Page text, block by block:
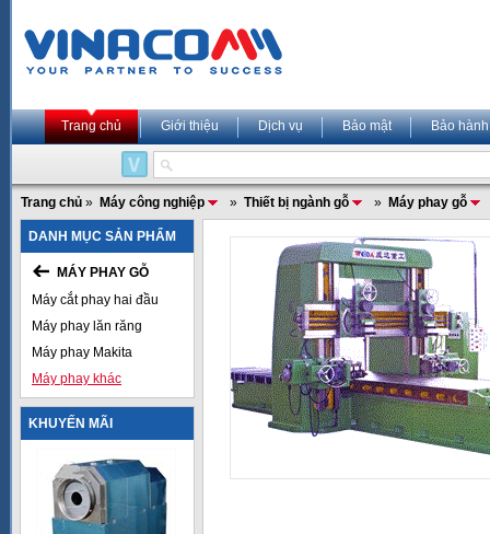
Trang chủ Giới thiệu Dịch vụ Bảo mật Bảo hành
Trang chủ » Máy công nghiệp » Thiết bị ngành gỗ » Máy phay gỗ
DANH MỤC SẢN PHẨM
MÁY PHAY GỖ
Máy cắt phay hai đầu
Máy phay lăn răng
Máy phay Makita
Máy phay khác
KHUYẾN MÃI